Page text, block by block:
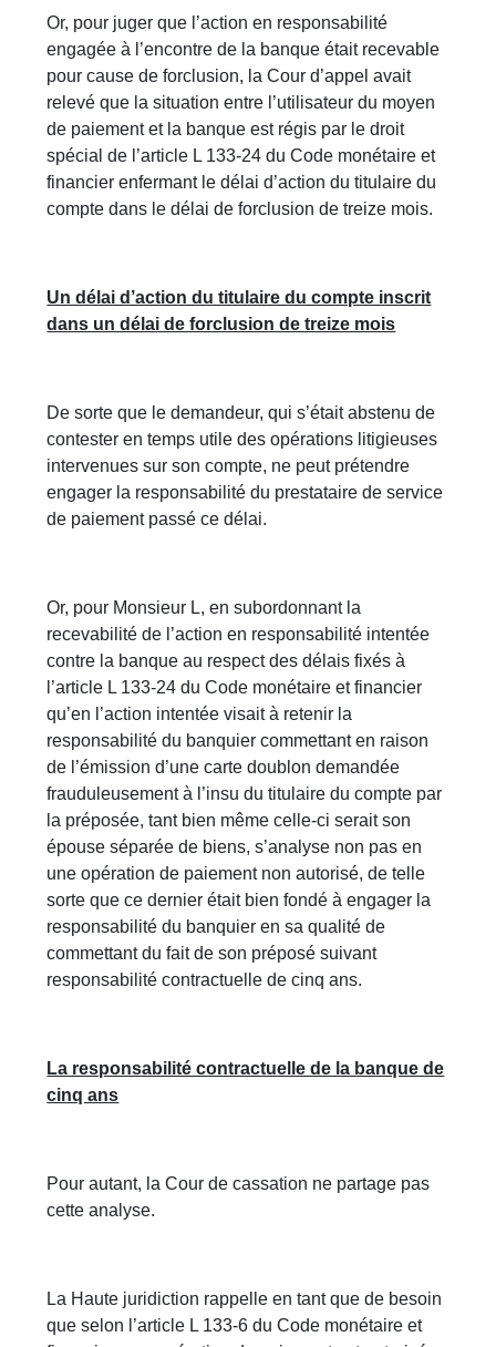
Or, pour juger que l’action en responsabilité
engagée à l’encontre de la banque était recevable
pour cause de forclusion, la Cour d’appel avait
relevé que la situation entre l’utilisateur du moyen
de paiement et la banque est régis par le droit
spécial de l’article L 133-24 du Code monétaire et
financier enfermant le délai d’action du titulaire du
compte dans le délai de forclusion de treize mois.
Un délai d’action du titulaire du compte inscrit
dans un délai de forclusion de treize mois
De sorte que le demandeur, qui s’était abstenu de
contester en temps utile des opérations litigieuses
intervenues sur son compte, ne peut prétendre
engager la responsabilité du prestataire de service
de paiement passé ce délai.
Or, pour Monsieur L, en subordonnant la
recevabilité de l’action en responsabilité intentée
contre la banque au respect des délais fixés à
l’article L 133-24 du Code monétaire et financier
qu’en l’action intentée visait à retenir la
responsabilité du banquier commettant en raison
de l’émission d’une carte doublon demandée
frauduleusement à l’insu du titulaire du compte par
la préposée, tant bien même celle-ci serait son
épouse séparée de biens, s’analyse non pas en
une opération de paiement non autorisé, de telle
sorte que ce dernier était bien fondé à engager la
responsabilité du banquier en sa qualité de
commettant du fait de son préposé suivant
responsabilité contractuelle de cinq ans.
La responsabilité contractuelle de la banque de
cinq ans
Pour autant, la Cour de cassation ne partage pas
cette analyse.
La Haute juridiction rappelle en tant que de besoin
que selon l’article L 133-6 du Code monétaire et